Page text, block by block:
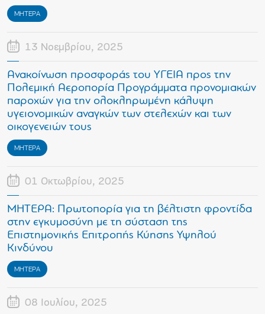
ΜΗΤΕΡΑ
13 Νοεμβρίου, 2025
Ανακοίνωση προσφοράς του ΥΓΕΙΑ προς την
Πολεμική Αεροπορία Προγράμματα προνομιακών
παροχών για την ολοκληρωμένη κάλυψη
υγειονομικών αναγκών των στελεχών και των
οικογενειών τους
ΜΗΤΕΡΑ
01 Οκτωβρίου, 2025
ΜΗΤΕΡΑ: Πρωτοπορία για τη βέλτιστη φροντίδα
στην εγκυμοσύνη με τη σύσταση της
Επιστημονικής Επιτροπής Κύησης Υψηλού
Κινδύνου
ΜΗΤΕΡΑ
08 Ιουλίου, 2025